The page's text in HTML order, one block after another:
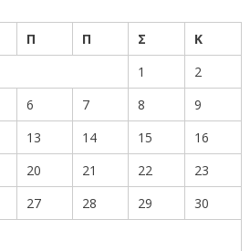
Π Π Σ
Κ
1
2
6 7 8
9
13 14 15
16
20 21 22
23
27 28 29
30